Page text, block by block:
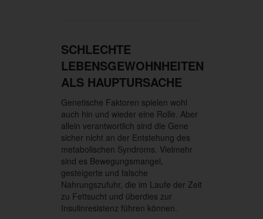
SCHLECHTE
LEBENSGEWOHNHEITEN
ALS HAUPTURSACHE
Genetische Faktoren spielen wohl
auch hin und wieder eine Rolle. Aber
allein verantwortlich sind die Gene
sicher nicht an der Entstehung des
metabolischen Syndroms. Vielmehr
sind es Bewegungsmangel,
gesteigerte und falsche
Nahrungszufuhr, die im Laufe der Zeit
zu Fettsucht und überdies zur
Insulinresistenz führen können.